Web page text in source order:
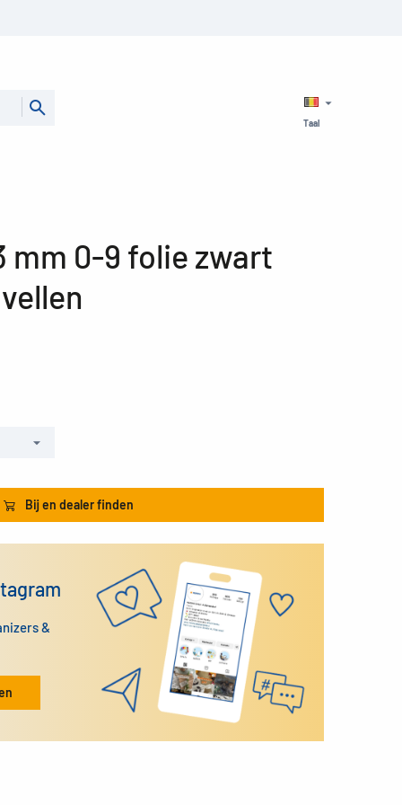
Taal
mm 0-9 folie zwart
Bij en dealer finden
&